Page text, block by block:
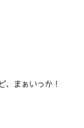
、まぁいっか！